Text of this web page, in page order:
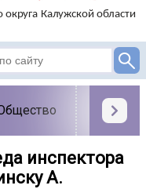
Власть
инспектора
А.